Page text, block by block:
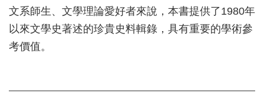
文系師生、文學理論愛好者來說，本書提供了1980年
以來文學史著述的珍貴史料輯錄，具有重要的學術參
考價值。